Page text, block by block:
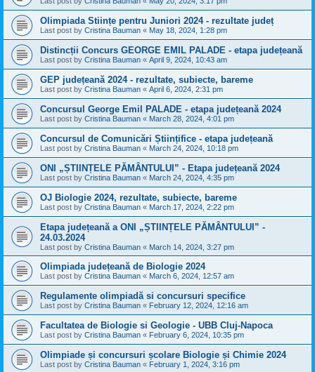
Olimpiada Stiințe pentru Juniori 2024 - rezultate județ
Last post by Cristina Bauman « May 18, 2024, 1:28 pm
Distincții Concurs GEORGE EMIL PALADE - etapa județeană
Last post by Cristina Bauman « April 9, 2024, 10:43 am
GEP județeană 2024 - rezultate, subiecte, bareme
Last post by Cristina Bauman « April 6, 2024, 2:31 pm
Concursul George Emil PALADE - etapa județeană 2024
Last post by Cristina Bauman « March 28, 2024, 4:01 pm
Concursul de Comunicări Științifice - etapa județeană
Last post by Cristina Bauman « March 24, 2024, 10:18 pm
ONI „ȘTIINȚELE PĂMÂNTULUI” - Etapa județeană 2024
Last post by Cristina Bauman « March 24, 2024, 4:35 pm
OJ Biologie 2024, rezultate, subiecte, bareme
Last post by Cristina Bauman « March 17, 2024, 2:22 pm
Etapa județeană a ONI „ȘTIINȚELE PĂMÂNTULUI” -
24.03.2024
Last post by Cristina Bauman « March 14, 2024, 3:27 pm
Olimpiada județeană de Biologie 2024
Last post by Cristina Bauman « March 6, 2024, 12:57 am
Regulamente olimpiadă si concursuri specifice
Last post by Cristina Bauman « February 12, 2024, 12:16 am
Facultatea de Biologie si Geologie - UBB Cluj-Napoca
Last post by Cristina Bauman « February 6, 2024, 10:35 pm
Olimpiade și concursuri școlare Biologie și Chimie 2024
Last post by Cristina Bauman « February 1, 2024, 3:16 pm